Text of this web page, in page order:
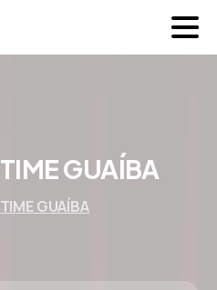
TIME GUAÍBA
TIME GUAÍBA